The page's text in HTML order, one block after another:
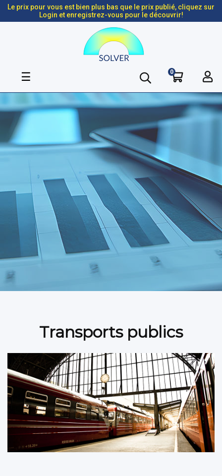
Le prix pour vous est bien plus bas que le prix publié, cliquez sur
Login et enregistrez-vous pour le découvrir!
Basculer
navigation
☰ 0
Transports publics